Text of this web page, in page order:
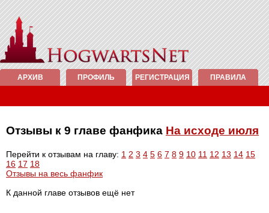
АРХИВ ПРОФИЛЬ РЕГИСТРАЦИЯ ПРАВИЛА
Отзывы к 9 главе фанфика На исходе июля
Перейти к отзывам на главу: 1 2 3 4 5 6 7 8 9 10 11 12 13 14 15
16 17 18
Отзывы на весь фанфик
К данной главе отзывов ещё нет